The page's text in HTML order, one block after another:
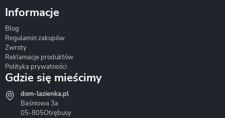
Hydrostop
Informacje
Blog
Regulamin zakupów
Zwroty
Reklamacje produktów
Polityka prywatności
Gdzie się mieścimy
dom-lazienka.pl
Baśniowa 3a
05-805Otrębusy